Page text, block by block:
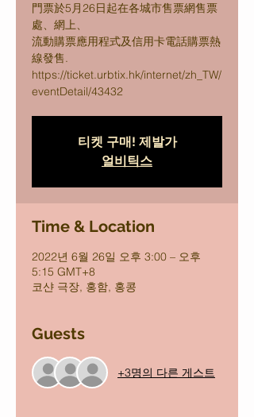
⾨票於5⽉26⽇起在各城市售票網售票
處、網上、
流動購票應⽤程式及信⽤卡電話購票熱
線發售.
https://ticket.urbtix.hk/internet/zh_TW/
티켓 구매! 제발가
얼비틱스
Time & Location
2022년 6월 26일 오후 3:00 – 오후
5:15 GMT+8
코샨 극장, 홍함, 홍콩
Guests
+3명의 다른 게스트